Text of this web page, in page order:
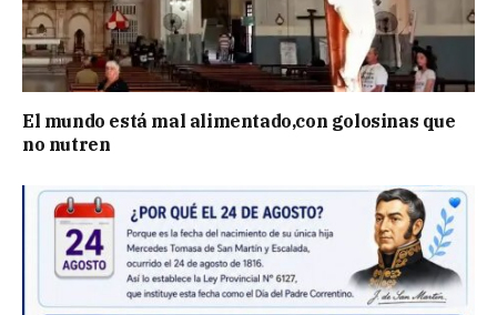
El mundo está mal alimentado,con golosinas que
no nutren